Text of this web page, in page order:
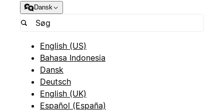
Dansk
English (US)
Bahasa Indonesia
Dansk
Deutsch
English (UK)
Español (España)